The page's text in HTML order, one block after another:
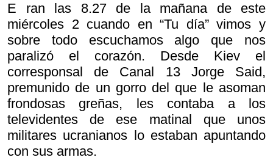
E ran las 8.27 de la mañana de este
miércoles 2 cuando en “Tu día” vimos y
sobre todo escuchamos algo que nos
paralizó el corazón. Desde Kiev el
corresponsal de Canal 13 Jorge Said,
premunido de un gorro del que le asoman
frondosas greñas, les contaba a los
televidentes de ese matinal que unos
militares ucranianos lo estaban apuntando
con sus armas.